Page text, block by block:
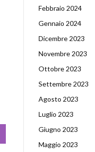
Febbraio 2024
Gennaio 2024
Dicembre 2023
Novembre 2023
Ottobre 2023
Settembre 2023
Agosto 2023
Luglio 2023
Giugno 2023
Maggio 2023